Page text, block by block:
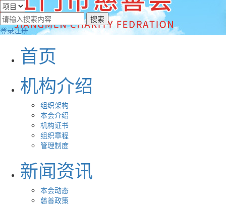
登录注册
首页
机构介绍
组织架构
本会介绍
机构证书
组织章程
管理制度
新闻资讯
本会动态
慈善政策